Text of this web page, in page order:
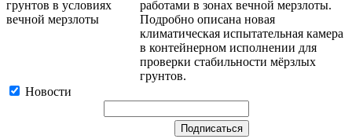
работами в зонах вечной мерзлоты.
Подробно описана новая
климатическая испытательная камера
в контейнерном исполнении для
проверки стабильности мёрзлых
грунтов.
Новости